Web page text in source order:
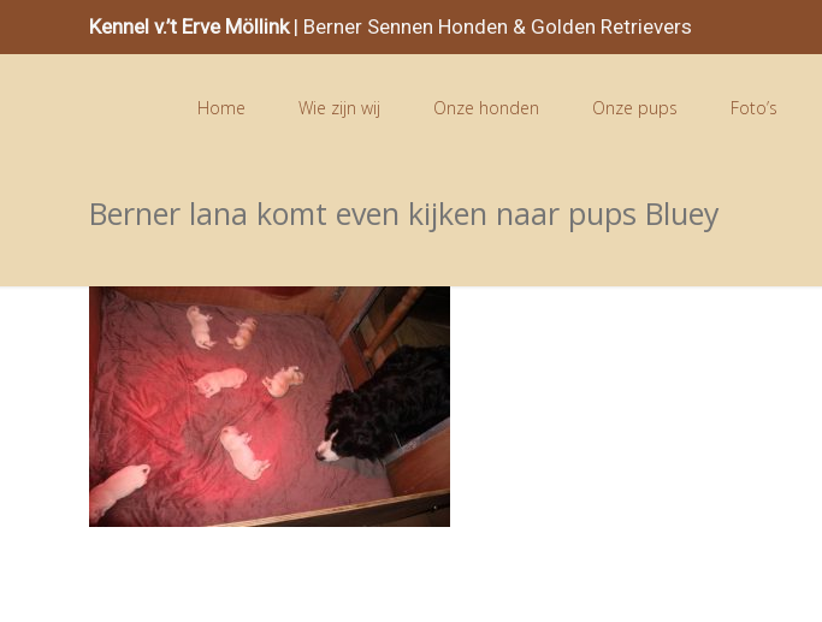
Kennel v.’t Erve Möllink| Berner Sennen Honden & Golden Retrievers
Home Wie zijn wij Onze honden Onze pups Foto’s
Berner lana komt even kijken naar pups Bluey